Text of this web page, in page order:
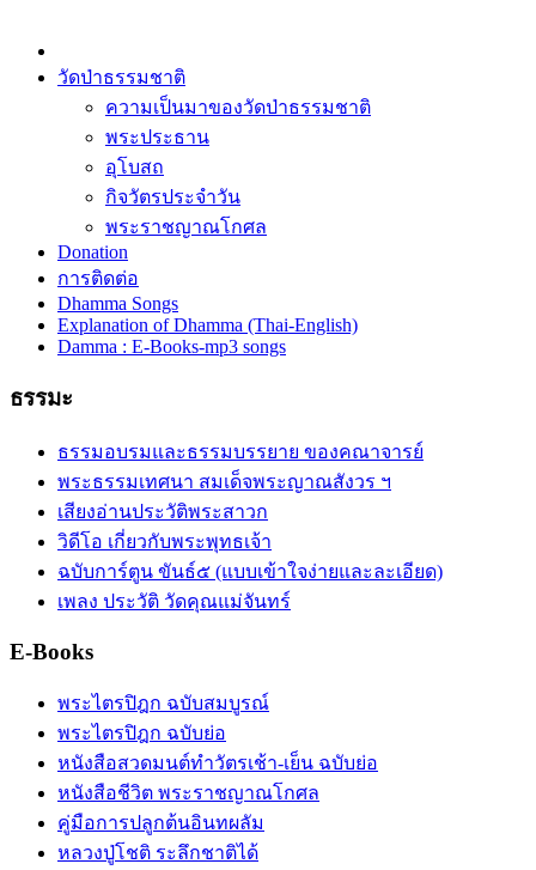
วัดป่าธรรมชาติ
ความเป็นมาของวัดป่าธรรมชาติ
พระประธาน
อุโบสถ
กิจวัตรประจำวัน
พระราชญาณโกศล
Donation
การติดต่อ
Dhamma Songs
Explanation of Dhamma (Thai-English)
Damma : E-Books-mp3 songs
ธรรมะ
ธรรมอบรมและธรรมบรรยาย ของคณาจารย์
พระธรรมเทศนา สมเด็จพระญาณสังวร ฯ
เสียงอ่านประวัติพระสาวก
วิดีโอ เกี่ยวกับพระพุทธเจ้า
ฉบับการ์ตูน ขันธ์๕ (แบบเข้าใจง่ายและละเอียด)
เพลง ประวัติ วัดคุณแม่จันทร์
E-Books
พระไตรปิฎก ฉบับสมบูรณ์
พระไตรปิฎก ฉบับย่อ
หนังสือสวดมนต์ทำวัตรเช้า-เย็น ฉบับย่อ
หนังสือชีวิต พระราชญาณโกศล
คู่มือการปลูกต้นอินทผลัม
หลวงปู่โชติ ระลึกชาติได้